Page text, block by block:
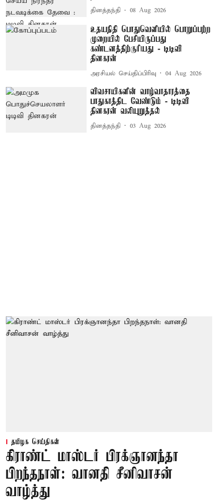
தினத்தந்தி 08 Aug 2026
உதயநிதி பொதுவெளியில் பொறுப்பற்ற
முறையில் பேசியிருப்பது
கண்டனத்திற்குரியது - டிடிவி
தினகரன்
அரசியல் செய்திப்பிரிவு 04 Aug 2026
விவசாயிகளின் வாழ்வாதாரத்தை
பாதுகாத்திட வேண்டும் - டிடிவி
தினகரன் வலியுறுத்தல்
தினத்தந்தி 03 Aug 2026
தமிழக செய்திகள்
கிராண்ட் மாஸ்டர் பிரக்ஞானந்தா
பிறந்தநாள்: வானதி சீனிவாசன்
வாழ்த்து